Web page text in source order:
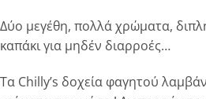
Δύο μεγέθη, πολλά χρώματα,
καπάκι για μηδέν διαρροές…
Τα Chilly’s δοχεία φαγητού